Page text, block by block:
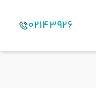
02143926